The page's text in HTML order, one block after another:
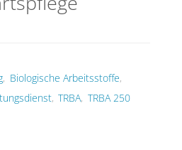
, Biologische Arbeitsstoffe,
, TRBA, TRBA 250